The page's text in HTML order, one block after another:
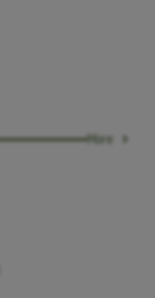
More